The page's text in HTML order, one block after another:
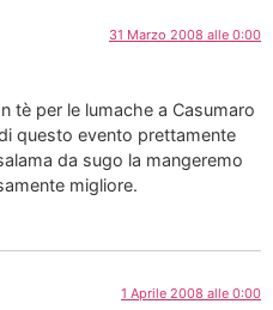
31 Marzo 2008 alle 0:00
tè per le lumache a Casumaro
questo evento prettamente
da sugo la mangeremo
migliore.
1 Aprile 2008 alle 0:00